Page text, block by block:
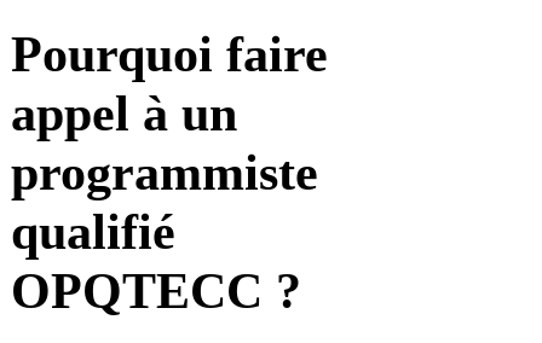
Pourquoi faire
appel à un
programmiste
qualifié
OPQTECC ?